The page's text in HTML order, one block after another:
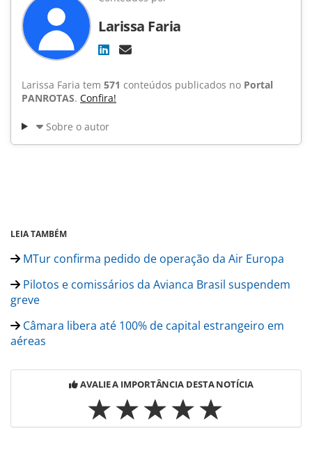
Larissa Faria
Larissa Faria tem 571 conteúdos publicados no Portal
PANROTAS. Confira!
Sobre o autor
LEIA TAMBÉM
MTur confirma pedido de operação da Air Europa
Pilotos e comissários da Avianca Brasil suspendem
greve
Câmara libera até 100% de capital estrangeiro em
aéreas
AVALIE A IMPORTÂNCIA DESTA NOTÍCIA